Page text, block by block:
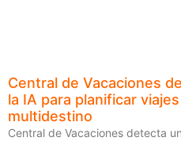
Central de Vacaciones
la IA para planificar
multidestino
Central de Vacaciones detecta